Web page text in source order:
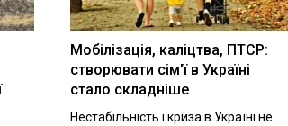
Мобілізація, каліцтва, ПТСР:
створювати сім'ї в Україні
стало складніше
Нестабільність і криза в Україні не